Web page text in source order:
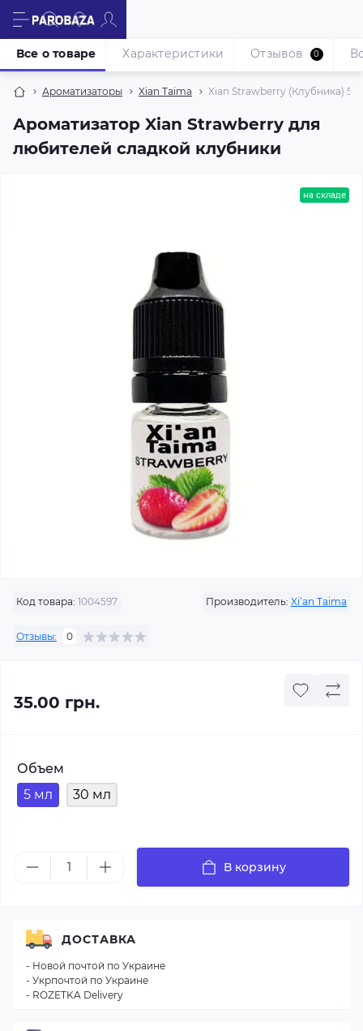
Ароматизаторы Xian Taima Xian Strawberry (Клубника) 5
Ароматизатор Xian Strawberry для
любителей сладкой клубники
Все о товаре Характеристики Отзывов 0
на складе
Код товара: 1004597 Производитель: Xi‘an Taima
Отзывы: 0
35.00 грн.
Объем
5 мл
30 мл
В корзину
ДОСТАВКА
- Новой почтой по Украине
- Укрпочтой по Украине
- ROZETKA Delivery